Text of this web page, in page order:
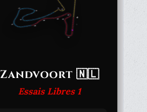
Zandvoort 🇳🇱
Essais Libres 1